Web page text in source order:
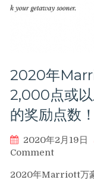
开
住
可
获
得
2,000
点
奖
积
2020年
2,000点或
的奖励点数
2020年2月19日
Commenton
年
2020年Marriott万